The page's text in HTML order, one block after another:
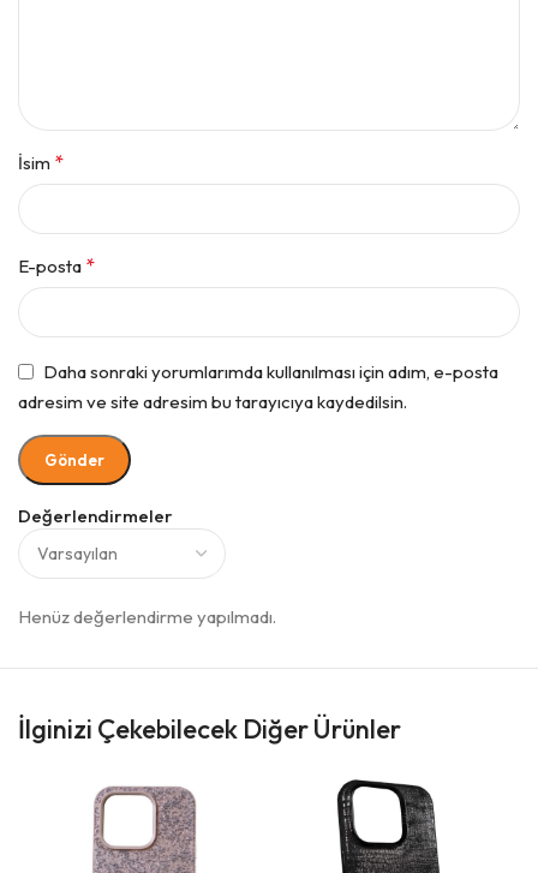
Değerlendirmeler
Henüz değerlendirme yapılmadı.
İsim *
E-posta *
Daha sonraki yorumlarımda kullanılması için adım, e-posta
adresim ve site adresim bu tarayıcıya kaydedilsin.
İlginizi Çekebilecek Diğer Ürünler